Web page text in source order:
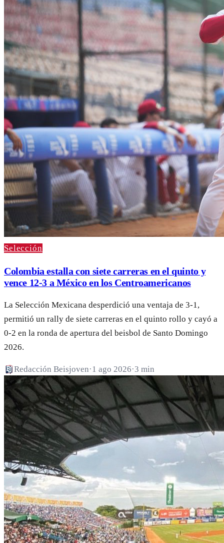
Selección
Colombia estalla con siete carreras en el quinto y
vence 12-3 a México en los Centroamericanos
La Selección Mexicana desperdició una ventaja de 3-1,
permitió un rally de siete carreras en el quinto rollo y cayó a
0-2 en la ronda de apertura del beisbol de Santo Domingo
2026.
Redacción Beisjoven·1 ago 2026·3 min